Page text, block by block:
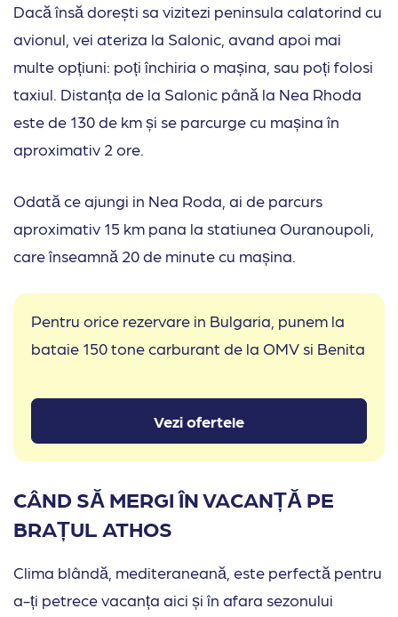
Dacă însă dorești sa vizitezi peninsula calatorind cu
avionul, vei ateriza la Salonic, avand apoi mai
multe opțiuni: poți închiria o mașina, sau poți folosi
taxiul. Distanța de la Salonic până la Nea Rhoda
este de 130 de km și se parcurge cu mașina în
aproximativ 2 ore.
Odată ce ajungi in Nea Roda, ai de parcurs
aproximativ 15 km pana la statiunea Ouranoupoli,
care înseamnă 20 de minute cu mașina.
Pentru orice rezervare in Bulgaria, punem la
bataie 150 tone carburant de la OMV si Benita
Vezi ofertele
CÂND SĂ MERGI ÎN VACANȚĂ PE
BRAȚUL ATHOS
Clima blândă, mediteraneană, este perfectă pentru
a-ți petrece vacanța aici și în afara sezonului